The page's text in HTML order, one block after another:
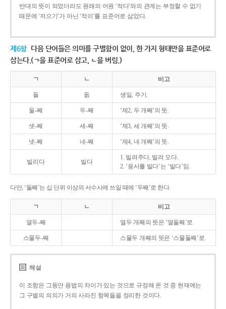
반대의 뜻이 되었더라도 원래의 어원 ‘적다’와의 관계는 부정할 수 없기
때문에 ‘저으기’가 아닌 ‘적이’를 표준어로 삼았다.
제6항 다음 단어들은 의미를 구별함이 없이, 한 가지 형태만을 표준어로
삼는다.(ㄱ을 표준어로 삼고, ㄴ을 버림.)
ㄱ ㄴ 비고
돌 돐 생일, 주기.
둘-째 두-째 ‘제2, 두 개째’의 뜻.
셋-째 세-째 ‘제3, 세 개째’의 뜻.
넷-째 네-째 ‘제4, 네 개째’의 뜻.
빌리다 빌다
1. 빌려주다, 빌려 오다.
2. ‘용서를 빌다’는 ‘빌다’임.
다만, ‘둘째’는 십 단위 이상의 서수사에 쓰일 때에 ‘두째’로 한다.
ㄱ ㄴ 비고
열두-째 열두 개째의 뜻은 ‘열둘째’로.
스물두-째 스물두 개째의 뜻은 ‘스물둘째’로.
해설
이 조항은 그동안 용법의 차이가 있는 것으로 규정해 온 것 중 현재에는
그 구별의 의의가 거의 사라진 항목들을 정리한 것이다.